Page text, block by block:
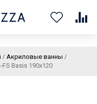
03 9:00 - 21:00 ПН-ВС
/ Акриловые ванны /
Basis 190х120